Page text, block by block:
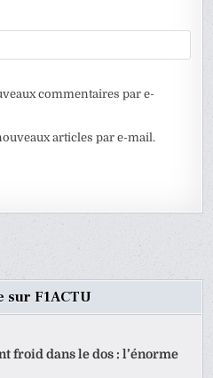
commentaires par e-
articles par e-mail.
sur F1ACTU
froid dans le dos : l’énorme